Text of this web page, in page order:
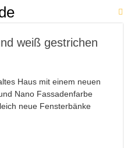
– so geht’s
„Mein gutes Beispiel 2020“
Schönbuch
weiß gestrichen
Haus mit einem neuen
Nano Fassadenfarbe
neue Fensterbänke